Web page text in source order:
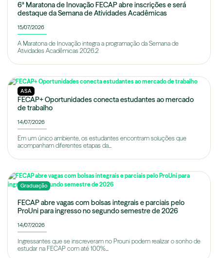
6ª Maratona de Inovação FECAP abre inscrições e será
destaque da Semana de Atividades Acadêmicas
15/07/2026
A Maratona de Inovação integra a programação da Semana de
Atividades Acadêmicas 2026.2
ASA
FECAP+ Oportunidades conecta estudantes ao mercado
de trabalho
14/07/2026
Em um único ambiente, os estudantes encontram soluções que
acompanham diferentes etapas da...
Graduação
FECAP abre vagas com bolsas integrais e parciais pelo
ProUni para ingresso no segundo semestre de 2026
14/07/2026
Ingressantes que se inscreveram no Prouni podem realizar o sonho de
estudar na FECAP com até 100%...